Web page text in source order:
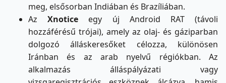
meg, elsősorban Indiában és Brazíliában.
AzXnotice egy új Android RAT (távoli
hozzáférésű trójai), amely az olaj- és gáziparban
dolgozó álláskeresőket célozza, különösen
Iránban és az arab nyelvű régiókban. Az
alkalmazás álláspályázati vagy